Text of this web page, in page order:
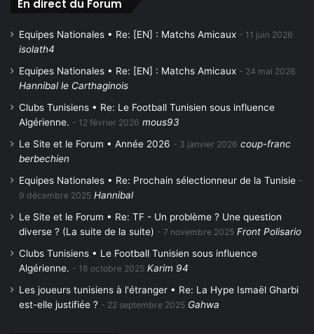
En direct du Forum
Equipes Nationales • Re: [EN] : Matchs Amicaux 11 juin 2026
isolath4
Equipes Nationales • Re: [EN] : Matchs Amicaux
24 mai 2026
Hannibal le Carthaginois
Clubs Tunisiens • Re: Le Football Tunisien sous influence
Algérienne.
12 février 2026 mous93
Le Site et le Forum • Année 2026
3 janvier 2026 coup-franc
berbechien
Equipes Nationales • Re: Prochain sélectionneur de la Tunisie
9 décembre 2025 Hannibal
Le Site et le Forum • Re: TF - Un problème ? Une question
diverse ? (La suite de la suite)
7 novembre 2025 Front Polisario
Clubs Tunisiens • Le Football Tunisien sous influence
Algérienne.
18 octobre 2025 Karim 94
Les joueurs tunisiens à l'étranger • Re: La Hype Ismaël Gharbi
est-elle justifiée ?
22 septembre 2025 Gahwa